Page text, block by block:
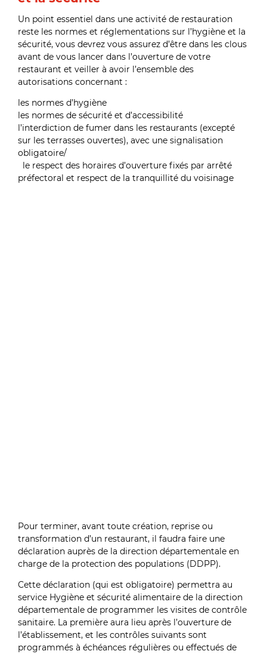
Un point essentiel dans une activité de restauration
reste les normes et réglementations sur l’hygiène et la
sécurité, vous devrez vous assurez d’être dans les clous
avant de vous lancer dans l’ouverture de votre
restaurant et veiller à avoir l’ensemble des
autorisations concernant :
les normes d’hygiène
les normes de sécurité et d’accessibilité
l’interdiction de fumer dans les restaurants (excepté
sur les terrasses ouvertes), avec une signalisation
obligatoire/
le respect des horaires d’ouverture fixés par arrêté
préfectoral et respect de la tranquillité du voisinage
Pour terminer, avant toute création, reprise ou
transformation d’un restaurant, il faudra faire une
déclaration auprès de la direction départementale en
charge de la protection des populations (DDPP).
Cette déclaration (qui est obligatoire) permettra au
service Hygiène et sécurité alimentaire de la direction
départementale de programmer les visites de contrôle
sanitaire. La première aura lieu après l’ouverture de
l’établissement, et les contrôles suivants sont
programmés à échéances régulières ou effectués de